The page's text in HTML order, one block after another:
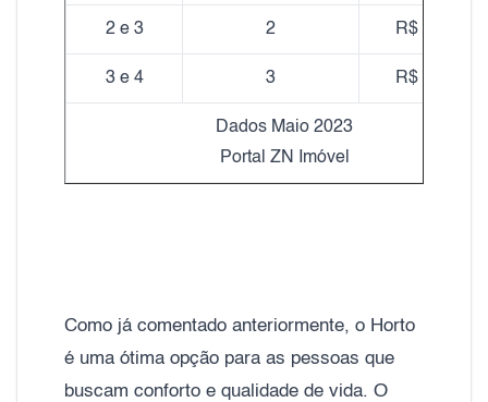
2 e 3 2 R$ 14,50
3 e 4 3 R$ 15,20
Dados Maio 2023
Portal ZN Imóvel
Como já comentado anteriormente, o Horto
é uma ótima opção para as pessoas que
buscam conforto e qualidade de vida. O